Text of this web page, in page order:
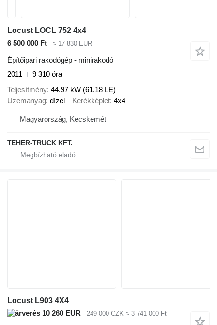
Locust LOCL 752 4x4
6 500 000 Ft
≈ 17 830 EUR
Építőipari rakodógép - minirakodó
2011
9 310 óra
Teljesítmény 44.97 kW (61.18 LE)
Üzemanyag dízel Kerékképlet 4x4
Magyarország, Kecskemét
TEHER-TRUCK KFT.
Locust L903 4X4
10 260 EUR
249 000 CZK ≈ 3 741 000 Ft